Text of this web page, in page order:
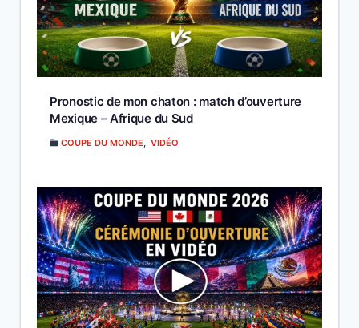
Pronostic de mon chaton : match d’ouverture
Mexique – Afrique du Sud
COUPE DU MONDE VIDÉO